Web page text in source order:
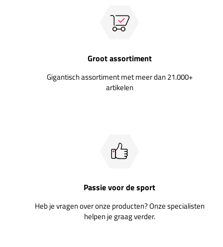
Groot assortiment
Gigantisch assortiment met meer dan 21.000+
artikelen
Passie voor de sport
Heb je vragen over onze producten? Onze specialisten
helpen je graag verder.